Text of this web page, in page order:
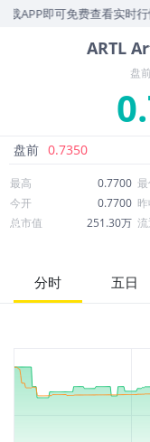
即可免费查看实时行情。
ARTL
盘
盘前 0.7350
最高 0.7700
今开
0.7700
总市值
251.30万
52周最高
31.65
股息
分时 五日